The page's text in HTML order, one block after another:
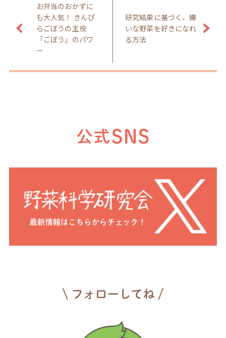
お弁当のおかずに
も大人気！ きんぴ
らごぼうの主役
「ごぼう」のパワ
ー
研究結果に基づく、嫌
いな野菜を好きになれ
る方法